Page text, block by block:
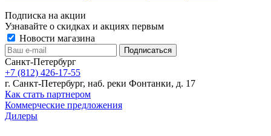
Подписка на акции
Узнавайте о скидках и акциях первым
Новости магазина
Санкт-Петербург
+7 (812) 426-17-55
г. Санкт-Петербург, наб. реки Фонтанки, д. 17
Как стать партнером
Коммерческие предложения
Дилеры